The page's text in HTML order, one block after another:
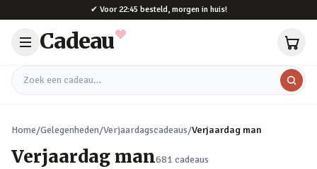
✔ Voor 22:45 besteld, morgen in huis!
Cadeau
Zoek een cadeau
Home/Gelegenheden/Verjaardagscadeaus/Verjaardag man
Verjaardag man681 cadeaus